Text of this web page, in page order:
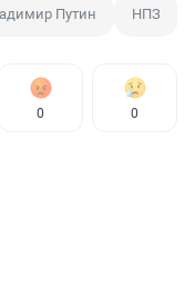
Путин НПЗ
0 0